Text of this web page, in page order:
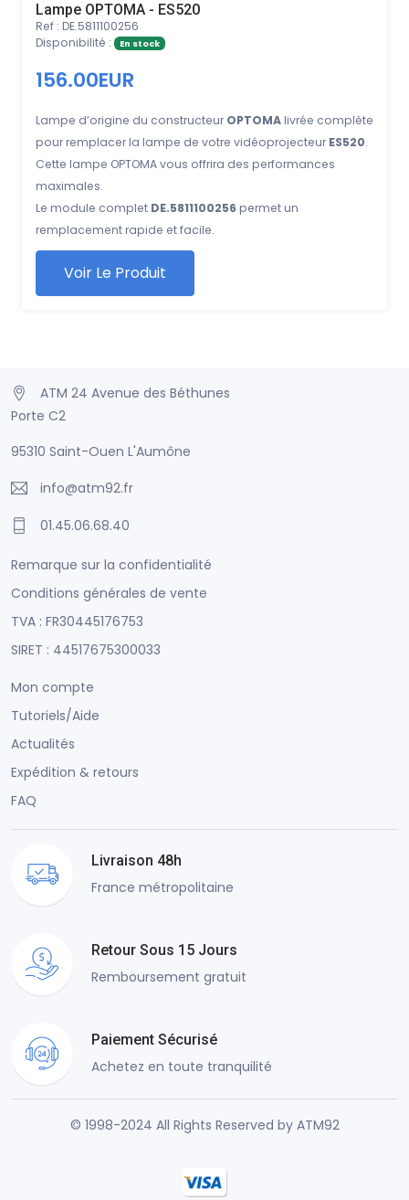
Lampe OPTOMA - ES520
Ref : DE.5811100256
Disponibilité :
En stock
156.00EUR
Lampe d’origine du constructeur OPTOMAlivrée complète
pour remplacer la lampe de votre vidéoprojecteur ES520.
Cette lampe OPTOMA vous offrira des performances
maximales.
Le module complet DE.5811100256 permet un
remplacement rapide et facile.
Voir Le Produit
ATM 24 Avenue des Béthunes
Porte C2
95310 Saint-Ouen L'Aumône
info@atm92.fr
01.45.06.68.40
Remarque sur la confidentialité
Conditions générales de vente
TVA : FR30445176753
SIRET : 44517675300033
Mon compte
Tutoriels/Aide
Actualités
Expédition & retours
FAQ
Livraison 48h
France métropolitaine
Retour Sous 15 Jours
Remboursement gratuit
Paiement Sécurisé
Achetez en toute tranquilité
© 1998-2024 All Rights Reserved by ATM92